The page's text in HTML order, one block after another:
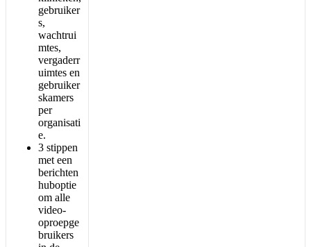
gebruiker
s,
wachtrui
mtes,
vergaderr
uimtes en
gebruiker
skamers
per
organisati
e.
3 stippen
met een
berichten
huboptie
om alle
video-
oproepge
bruikers